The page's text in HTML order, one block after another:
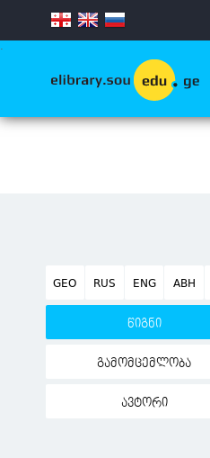
.
GEO RUS ENG ABH
წიგნი
გამომცემლობა
ავტორი